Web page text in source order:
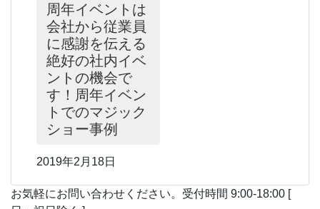
周年イベントは
会社から従業員
に感謝を伝える
絶好の社内イベ
ントの機会で
す！周年イベン
トでのマジック
ショー事例
2019年2月18日
お気軽にお問い合わせください。 受付時間 9:00-18:00 [